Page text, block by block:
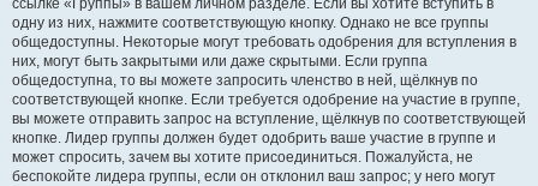
ссылке «Группы» в вашем личном разделе. Если вы хотите вступить в
одну из них, нажмите соответствующую кнопку. Однако не все группы
общедоступны. Некоторые могут требовать одобрения для вступления в
них, могут быть закрытыми или даже скрытыми. Если группа
общедоступна, то вы можете запросить членство в ней, щёлкнув по
соответствующей кнопке. Если требуется одобрение на участие в группе,
вы можете отправить запрос на вступление, щёлкнув по соответствующей
кнопке. Лидер группы должен будет одобрить ваше участие в группе и
может спросить, зачем вы хотите присоединиться. Пожалуйста, не
беспокойте лидера группы, если он отклонил ваш запрос; у него могут